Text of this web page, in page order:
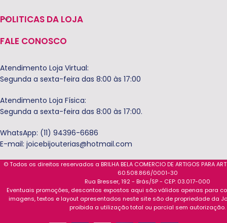
POLITICAS DA LOJA
FALE CONOSCO
Atendimento Loja Virtual:
Segunda a sexta-feira das 8:00 às 17:00
Atendimento Loja Física:
Segunda a sexta-feira das 8:00 às 17:00.
WhatsApp: (11) 94396-6686
E-mail: joicebijouterias@hotmail.com
© Todos os direitos reservados a BRILHA BELA COMERCIO DE ARTIGOS PARA
60.508.866/0001-30
Rua Bresser, 192 - Brás/SP - CEP: 03.017-000
Eventuais promoções, descontos expostos aqui são válidos apenas para
imagens, textos e layout apresentados neste site são de propriedade da
proibida a utilização total ou parcial sem autorização.